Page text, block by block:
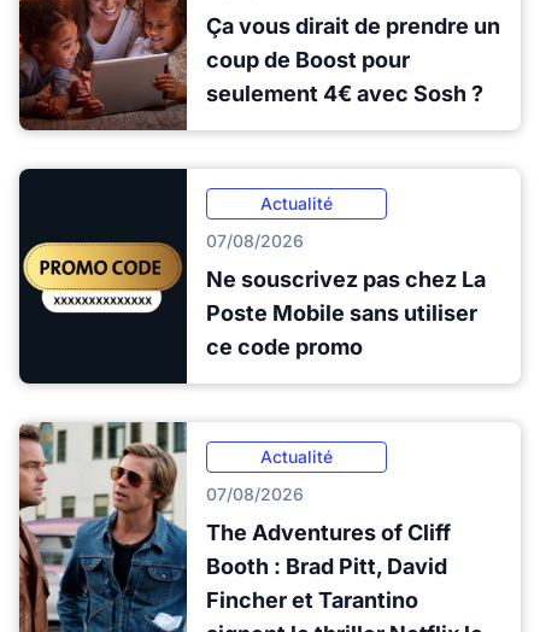
Ça vous dirait de prendre un
coup de Boost pour
seulement 4€ avec Sosh ?
Actualité
07/08/2026
Ne souscrivez pas chez La
Poste Mobile sans utiliser
ce code promo
Actualité
07/08/2026
The Adventures of Cliff
Booth : Brad Pitt, David
Fincher et Tarantino